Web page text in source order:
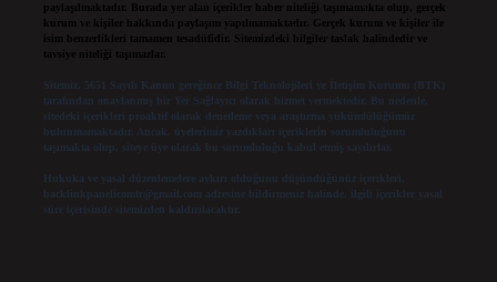
paylaşılmaktadır. Burada yer alan içerikler haber niteliği taşımamakta olup, gerçek
kurum ve kişiler hakkında paylaşım yapılmamaktadır. Gerçek kurum ve kişiler ile
isim benzerlikleri tamamen tesadüfidir. Sitemizdeki bilgiler taslak halindedir ve
tavsiye niteliği taşımazlar.
Sitemiz, 5651 Sayılı Kanun gereğince Bilgi Teknolojileri ve İletişim Kurumu (BTK)
tarafından onaylanmış bir Yer Sağlayıcı olarak hizmet vermektedir. Bu nedenle,
sitedeki içerikleri proaktif olarak denetleme veya araştırma yükümlülüğümüz
bulunmamaktadır. Ancak, üyelerimiz yazdıkları içeriklerin sorumluluğunu
taşımakta olup, siteye üye olarak bu sorumluluğu kabul etmiş sayılırlar.
Hukuka ve yasal düzenlemelere aykırı olduğunu düşündüğünüz içerikleri,
backlinkpanelicomtr@gmail.comadresine bildirmeniz halinde, ilgili içerikler yasal
süre içerisinde sitemizden kaldırılacaktır.